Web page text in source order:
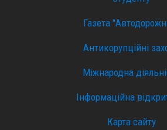
Газета
Антикорупційні
Міжнародна
Інформаційна
Карта сайту